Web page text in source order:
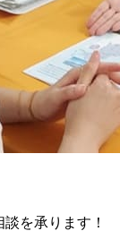
を承ります！